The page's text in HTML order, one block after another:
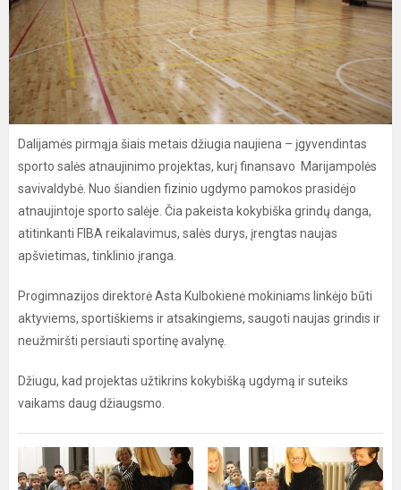
Dalijamės pirmąja šiais metais džiugia naujiena – įgyvendintas
sporto salės atnaujinimo projektas, kurį finansavo Marijampolės
savivaldybė. Nuo šiandien fizinio ugdymo pamokos prasidėjo
atnaujintoje sporto salėje. Čia pakeista kokybiška grindų danga,
atitinkanti FIBA reikalavimus, salės durys, įrengtas naujas
apšvietimas, tinklinio įranga.
Progimnazijos direktorė Asta Kulbokienė mokiniams linkėjo būti
aktyviems, sportiškiems ir atsakingiems, saugoti naujas grindis ir
neužmiršti persiauti sportinę avalynę.
Džiugu, kad projektas užtikrins kokybišką ugdymą ir suteiks
vaikams daug džiaugsmo.